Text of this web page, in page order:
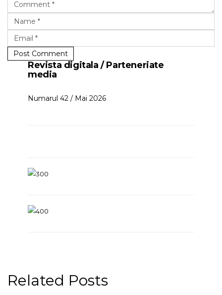
Post Comment
Revista digitala / Parteneriate
media
Numarul 42 / Mai 2026
Related Posts